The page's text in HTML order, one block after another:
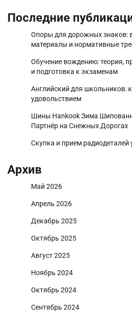
Последние
Опоры для дорожных знаков:
материалы и нормативные
Обучение вождению: теория,
и подготовка к экзаменам
Английский для школьников:
удовольствием
Шины Hankook Зима
Партнёр на Снежных Дорогах
Скупка и прием радиодеталей
Архив
Май 2026
Апрель 2026
Декабрь 2025
Октябрь 2025
Август 2025
Ноябрь 2024
Октябрь 2024
Сентябрь 2024